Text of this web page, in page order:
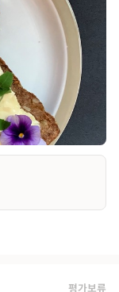
평가보류